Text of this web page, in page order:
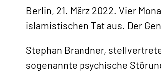
Berlin, 21. März 2022. Vier
islamistischen Tat aus. Der
Stephan Brandner,
sogenannte psychische